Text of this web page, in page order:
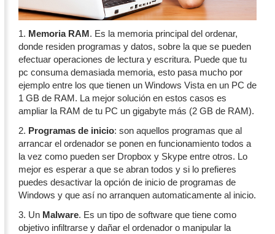
1. Memoria RAM. Es la memoria principal del ordenar,
donde residen programas y datos, sobre la que se pueden
efectuar operaciones de lectura y escritura. Puede que tu
pc consuma demasiada memoria, esto pasa mucho por
ejemplo entre los que tienen un Windows Vista en un PC de
1 GB de RAM. La mejor solución en estos casos es
ampliar la RAM de tu PC un gigabyte más (2 GB de RAM).
2. Programas de inicio: son aquellos programas que al
arrancar el ordenador se ponen en funcionamiento todos a
la vez como pueden ser Dropbox y Skype entre otros. Lo
mejor es esperar a que se abran todos y si lo prefieres
puedes desactivar la opción de inicio de programas de
Windows y que así no arranquen automaticamente al inicio.
3. Un Malware. Es un tipo de software que tiene como
objetivo infiltrarse y dañar el ordenador o manipular la